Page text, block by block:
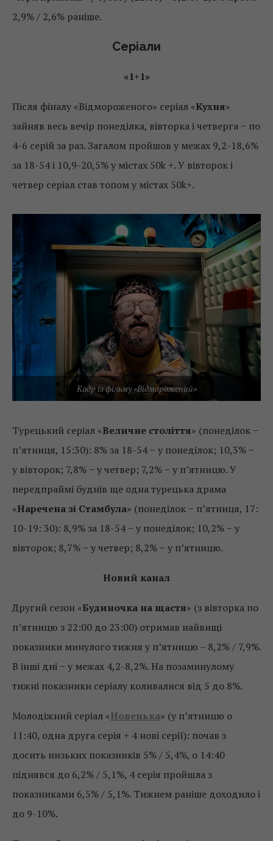
2,9% / 2,6% раніше.
Серіали
«1+1»
Після фіналу «Відмороженого» серіал «Кухня»
зайняв весь вечір понеділка, вівторка і четверга − по
4-6 серій за раз. Загалом пройшов у межах 9,2-18,6%
за 18-54 і 10,9-20,5% у містах 50k +. У вівторок і
четвер серіал став топом у містах 50k+.
Кадр із фільму «Відморожений»
Турецький серіал «Величне століття» (понеділок −
п’ятниця, 15:30): 8% за 18-54 − у понеділок; 10,3% −
у вівторок; 7,8% − у четвер; 7,2% − у п’ятницю. У
передпраймі буднів ще одна турецька драма
«Наречена зі Стамбула» (понеділок − п’ятниця, 17:
10-19: 30): 8,9% за 18-54 − у понеділок; 10,2% − у
вівторок; 8,7% − у четвер; 8,2% − у п’ятницю.
Новий канал
Другий сезон «Будиночка на щастя» (з вівторка по
п’ятницю з 22:00 до 23:00) отримав найвищі
показники минулого тижня у п’ятницю – 8,2% / 7,9%.
В інші дні − у межах 4,2-8,2%. На позаминулому
тижні показники серіалу коливалися від 5 до 8%.
Молодіжний серіал «Новенька» (у п’ятницю о
11:40, одна друга серія + 4 нові серії): почав з
досить низьких показників 5% / 5,4%, о 14:40
піднявся до 6,2% / 5,1%, 4 серія пройшла з
показниками 6,5% / 5,1%. Тижнем раніше доходило і
до 9-10%.